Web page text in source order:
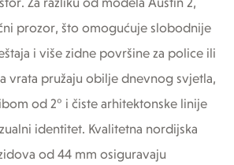
Za razliku od modela Austin 2,
prozor, što omogućuje slobodnije
i više zidne površine za police ili
vrata pružaju obilje dnevnog svjetla,
od 2° i čiste arhitektonske linije
identitet. Kvalitetna nordijska
od 44 mm osiguravaju